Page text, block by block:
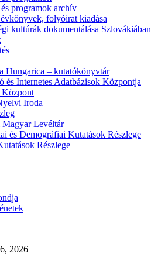
programok archív
folyóirat kiadása
kultúrák dokumentálása Szlovákiában
Hungarica – kutatókönyvtár
és Internetes Adatbázisok Központja
Iroda
Magyar Levéltár
és Demográfiai Kutatások Részlege
Részlege
2026